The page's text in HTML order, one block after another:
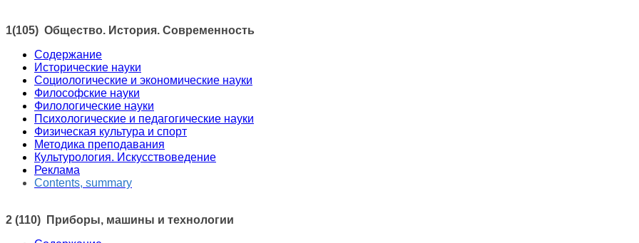
1(105) Общество. История. Современность
Содержание
Исторические науки
Социологические и экономические науки
Философские науки
Филологические науки
Психологические и педагогические науки
Физическая культура и спорт
Методика преподавания
Культурология. Искусствоведение
Реклама
Contents, summary
2 (110) Приборы, машины и технологии